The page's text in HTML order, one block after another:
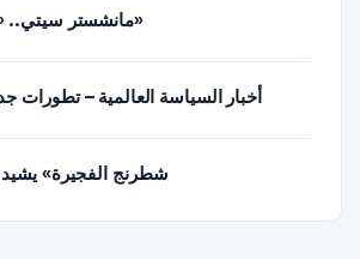
مانشستر سيتي.. «الصفقة الخامسة»
أخبار السياسة العالمية – تطورات
«شطرنج الفجيرة» يشيد